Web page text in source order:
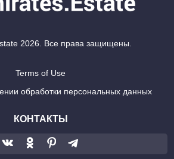
2026. Все права защищены.
Terms of Use
обработки персональных данных
КОНТАКТЫ